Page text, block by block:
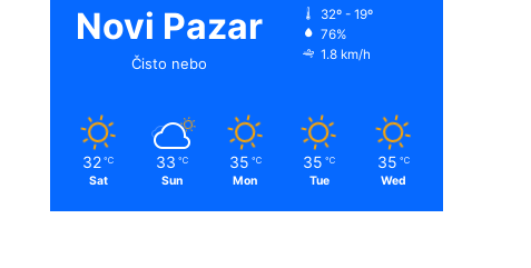
Novi Pazar
Čisto nebo
32º - 19º
76%
1.8 km/h
32 ℃
Sat
33 ℃
Sun
35 ℃
Mon
35 ℃
Tue
35 ℃
Wed